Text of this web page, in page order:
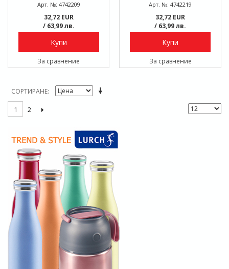
Арт. №: 4742209
32,72 EUR
/ 63,99 лв.
Купи
За сравнение
Арт. №: 4742219
32,72 EUR
/ 63,99 лв.
Купи
За сравнение
СОРТИРАНЕ
1 2